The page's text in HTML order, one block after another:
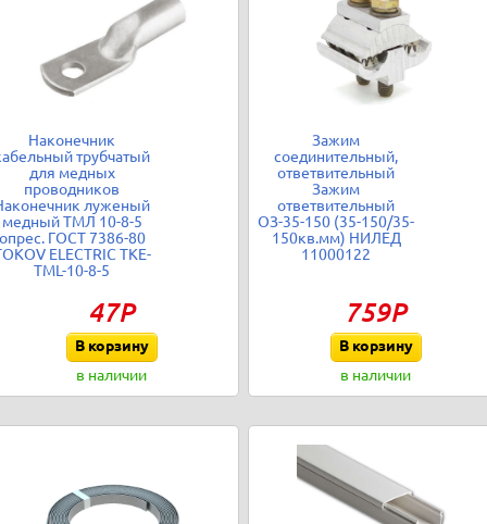
Наконечник
трубчатый
для медных
проводников
луженый
медный ТМЛ 10-8-5
ГОСТ 7386-80
ELECTRIC TKE-
TML-10-8-5
47Р
В корзину
в наличии
Зажим
соединительный,
ответвительный
Зажим
ответвительный
ОЗ-35-150 (35-150/35-
150кв.мм) НИЛЕД
11000122
759Р
В корзину
в наличии